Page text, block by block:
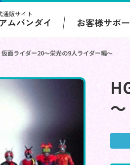
通販サイト
ムバンダイ お客様サポ
面ライダー20～栄光の9人ライダー編～
～